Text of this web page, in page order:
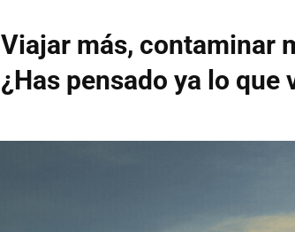
Viajar más, contaminar
¿Has pensado ya lo que